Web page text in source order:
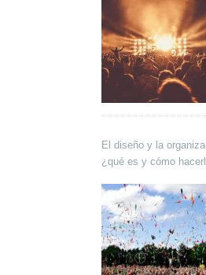
El diseño y la
¿qué es y cómo